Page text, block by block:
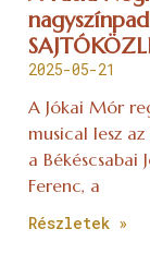
2025-05-21
A Jókai Mór
musical lesz
a Békéscsabai
Ferenc, a
Részletek »